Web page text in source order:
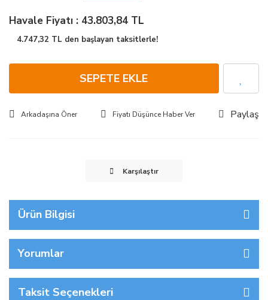
Havale Fiyatı : 43.803,84 TL
4.747,32 TL den başlayan taksitlerle!
SEPETE EKLE
Arkadaşına Öner Fiyatı Düşünce Haber Ver Paylaş
Karşılaştır
Ürün Bilgisi
Yorumlar
Taksit Seçenekleri